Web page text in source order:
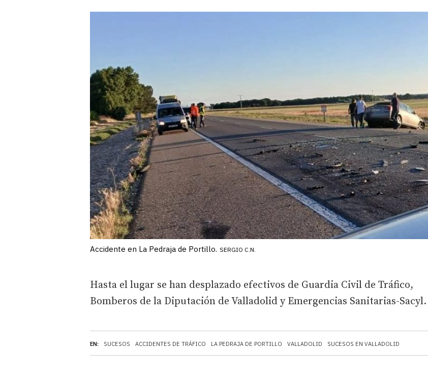
EN: SUCESOS ACCIDENTES DE TRÁFICO LA PEDRAJA DE PORTILLO VALLADOLID SUCESOS EN VALLADOLID
Accidente en La Pedraja de Portillo. SERGIO C.N.
Hasta el lugar se han desplazado efectivos de Guardia Civil de Tráfico,
Bomberos de la Diputación de Valladolid y Emergencias Sanitarias-Sacyl.